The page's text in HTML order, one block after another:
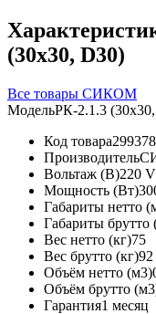
(30х30, D30)
Все товары СИКОМ
МодельРК-2.1.3
Код товара299378
Производитель
Вольтаж (В)220 V
Мощность (Вт)
Габариты нетто
Габариты брутто
Вес нетто (кг)75
Вес брутто (кг)92
Объём нетто (м3)
Объём брутто
Гарантия1 месяц